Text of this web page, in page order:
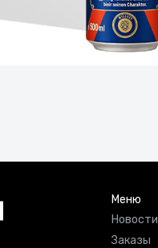
Меню
Новости
Заказы